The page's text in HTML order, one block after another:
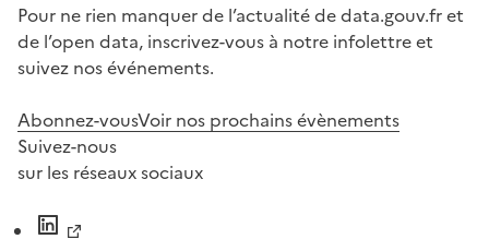
Pour ne rien manquer de l’actualité de data.gouv.fr et
de l’open data, inscrivez-vous à notre infolettre et
suivez nos événements.
Abonnez-vousVoir nos prochains évènements
Suivez-nous
sur les réseaux sociaux